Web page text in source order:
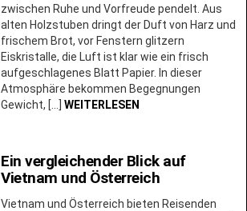
zwischen Ruhe und Vorfreude pendelt. Aus
alten Holzstuben dringt der Duft von Harz und
frischem Brot, vor Fenstern glitzern
Eiskristalle, die Luft ist klar wie ein frisch
aufgeschlagenes Blatt Papier. In dieser
Atmosphäre bekommen Begegnungen
Gewicht, […] WEITERLESEN
Ein vergleichender Blick auf
Vietnam und Österreich
Vietnam und Österreich bieten Reisenden